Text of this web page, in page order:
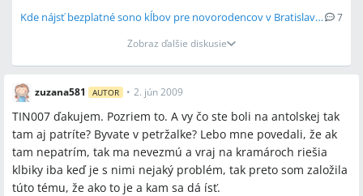
Kde nájsť bezplatné sono kĺbov pre novorodencov v Bratislave?
7
Zobraz ďalšie diskusie
zuzana581 AUTOR • 2. jún 2009
TIN007 ďakujem. Pozriem to. A vy čo ste boli na antolskej tak
tam aj patríte? Byvate v petržalke? Lebo mne povedali, že ak
tam nepatrím, tak ma nevezmú a vraj na kramároch riešia
klbiky iba keď je s nimi nejaký problém, tak preto som založila
túto tému, že ako to je a kam sa dá ísť.